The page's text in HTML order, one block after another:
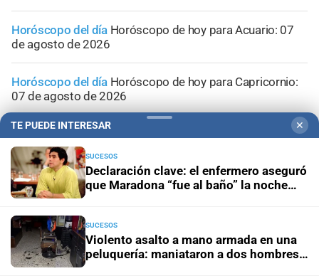
Horóscopo del día Horóscopo de hoy para Acuario: 07
de agosto de 2026
Horóscopo del día Horóscopo de hoy para Capricornio:
07 de agosto de 2026
Horóscopo del día Horóscopo de hoy para Sagitario: 07
de agosto de 2026
TE PUEDE INTERESAR ✕
SUCESOS
Declaración clave: el enfermero aseguró
que Maradona “fue al baño” la noche
SUCESOS
Violento asalto a mano armada en una
peluquería: maniataron a dos hombres y